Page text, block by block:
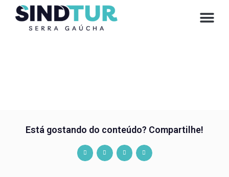
Está gostando do conteúdo? Compartilhe!